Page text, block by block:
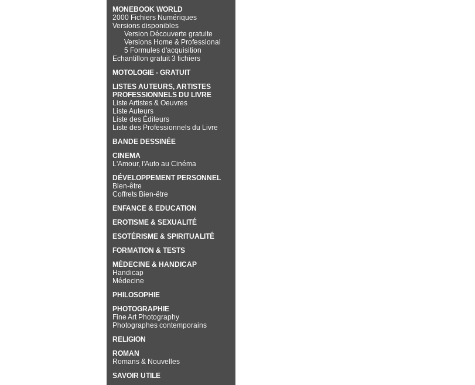
MONEBOOK WORLD
2000 Fichiers Numériques
Versions disponibles
Version Découverte gratuite
Versions Home & Professional
5 Formules d'acquisition
Echantillon gratuit 3 fichiers
MOTOLOGIE - GRATUIT
LISTES AUTEURS, ARTISTES
PROFESSIONNELS DU LIVRE
Liste Artistes & Oeuvres
Liste Auteurs
Liste des Éditeurs
Liste des Professionnels du Livre
BANDE DESSINÉE
CINEMA
L'Amour, l'Auto au Cinéma
DÉVELOPPEMENT PERSONNEL
Bien-être
Coffrets Bien-ëtre
ENFANCE & EDUCATION
EROTISME & SEXUALITÉ
ESOTÉRISME & SPIRITUALITÉ
FORMATION & TESTS
MÉDECINE & HANDICAP
Handicap
Médecine
PHILOSOPHIE
PHOTOGRAPHIE
Fine Art Photography
Photographes contemporains
RELIGION
ROMAN
Romans & Nouvelles
SAVOIR UTILE